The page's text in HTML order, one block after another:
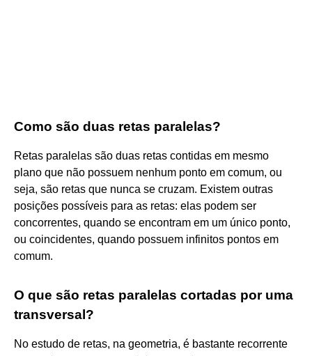
Como são duas retas paralelas?
Retas paralelas são duas retas contidas em mesmo
plano que não possuem nenhum ponto em comum, ou
seja, são retas que nunca se cruzam. Existem outras
posições possíveis para as retas: elas podem ser
concorrentes, quando se encontram em um único ponto,
ou coincidentes, quando possuem infinitos pontos em
comum.
O que são retas paralelas cortadas por uma
transversal?
No estudo de retas, na geometria, é bastante recorrente